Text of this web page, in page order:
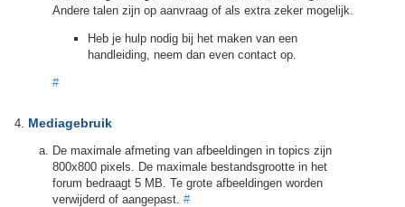
Andere talen zijn op aanvraag of als extra zeker mogelijk.
Heb je hulp nodig bij het maken van een
handleiding, neem dan even contact op.
#
Mediagebruik
De maximale afmeting van afbeeldingen in topics zijn
800x800 pixels. De maximale bestandsgrootte in het
forum bedraagt 5 MB. Te grote afbeeldingen worden
verwijderd of aangepast. #